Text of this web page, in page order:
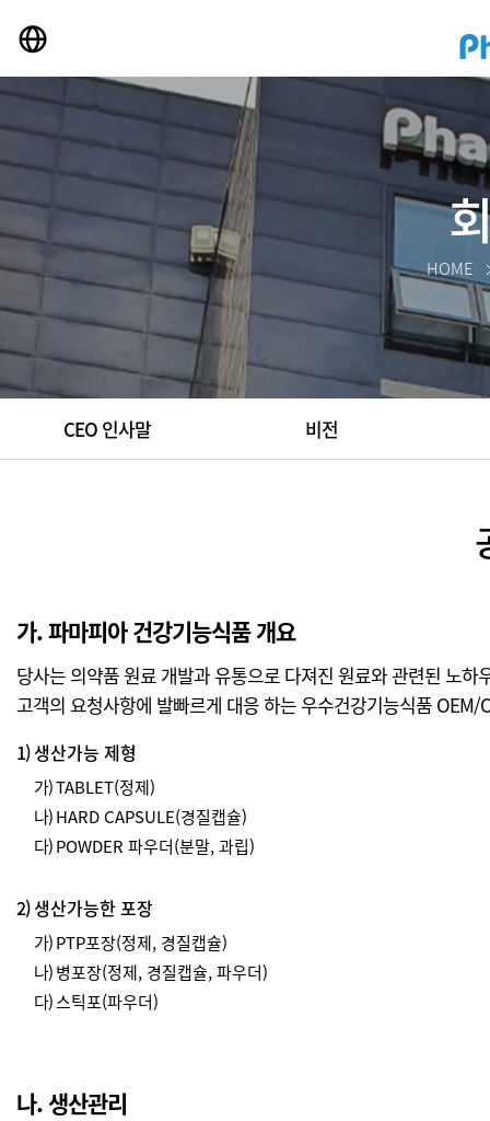
HOME
CEO 인사말 비전
가. 파마피아 건강기능식품 개요
당사는 의약품 원료 개발과 유통으로 다져진 원료와 관련된 노
고객의 요청사항에 발빠르게 대응 하는 우수건강기능식품 OEM/
1)생산가능 제형
가)TABLET(정제)
나)HARD CAPSULE(경질캡슐)
다)POWDER 파우더(분말, 과립)
2)생산가능한 포장
가)PTP포장(정제, 경질캡슐)
나)병포장(정제, 경질캡슐, 파우더)
다)스틱포(파우더)
나. 생산관리